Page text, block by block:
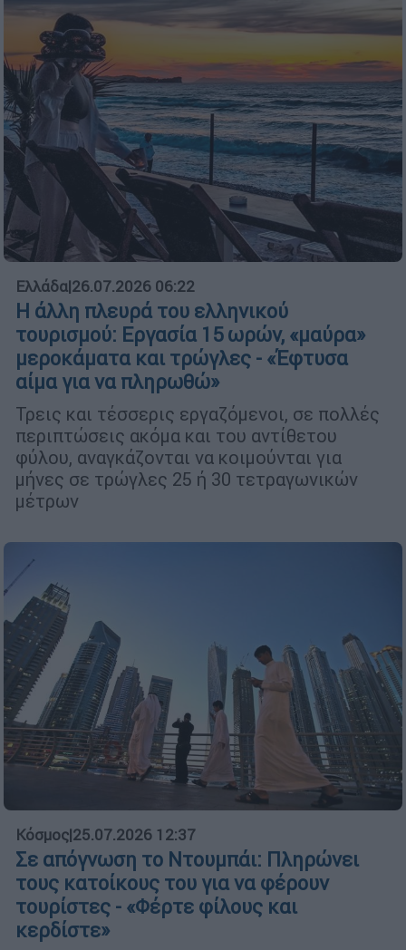
Ελλάδα|26.07.2026 06:22
Η άλλη πλευρά του ελληνικού
τουρισμού: Εργασία 15 ωρών, «μαύρα»
μεροκάματα και τρώγλες - «Έφτυσα
αίμα για να πληρωθώ»
Τρεις και τέσσερις εργαζόμενοι, σε πολλές
περιπτώσεις ακόμα και του αντίθετου
φύλου, αναγκάζονται να κοιμούνται για
μήνες σε τρώγλες 25 ή 30 τετραγωνικών
μέτρων
Κόσμος|25.07.2026 12:37
Σε απόγνωση το Ντουμπάι: Πληρώνει
τους κατοίκους του για να φέρουν
τουρίστες - «Φέρτε φίλους και
κερδίστε»